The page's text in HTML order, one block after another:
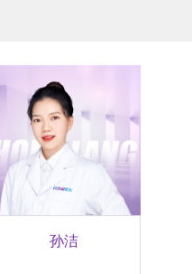
矫正等项目，对青少年近视防
儿童弱视、斜视、低视力及视
题都能够进行有效的诊断和治
孙洁